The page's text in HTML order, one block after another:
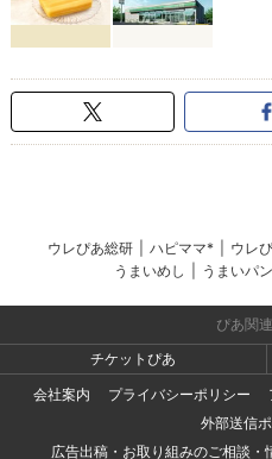
ウレぴあ総研 ハピママ* ウレ
うまいめし
うまいパン
ぴあ関
チケットぴあ
会社案内
プライバシーポリシー
外部送信
広告出稿・お取り組みのご相談